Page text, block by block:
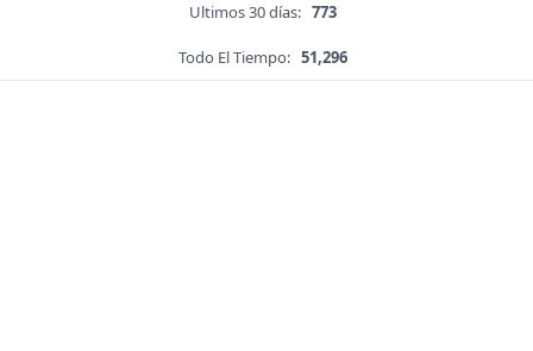
Ultimos 30 días: 773
Todo El Tiempo: 51,296